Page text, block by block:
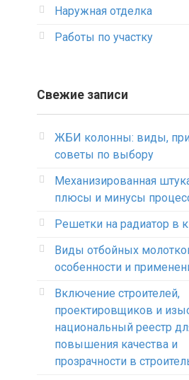
Наружная отделка
Работы по участку
Свежие записи
ЖБИ колонны: виды,
советы по выбору
Механизированная
плюсы и минусы
Решетки на радиатор в
Виды отбойных
особенности и
Включение строителей,
проектировщиков и
национальный реестр
повышения качества и
прозрачности в